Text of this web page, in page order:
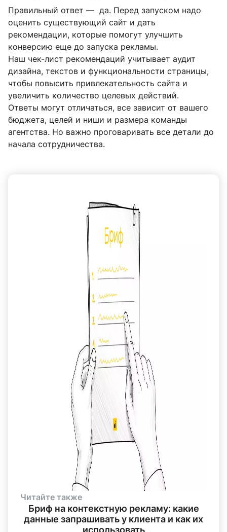
Правильный ответ — да. Перед запуском надо
оценить существующий сайт и дать
рекомендации, которые помогут улучшить
конверсию еще до запуска рекламы.
Наш чек-лист рекомендаций учитывает аудит
дизайна, текстов и функциональности страницы,
чтобы повысить привлекательность сайта и
увеличить количество целевых действий.
Ответы могут отличаться, все зависит от вашего
бюджета, целей и ниши и размера команды
агентства. Но важно проговаривать все детали до
начала сотрудничества.
Читайте также
Бриф на контекстную рекламу: какие
данные запрашивать у клиента и как их
использовать